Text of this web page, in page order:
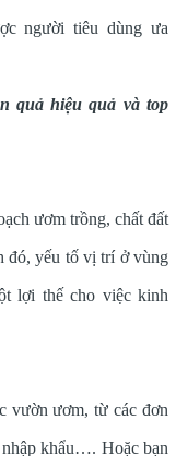
người tiêu dùng ưa
quả hiệu quả và top
ươm trồng, chất đất
đó, yếu tố vị trí ở vùng
lợi thế cho việc kinh
vườn ươm, từ các đơn
khẩu…. Hoặc bạn